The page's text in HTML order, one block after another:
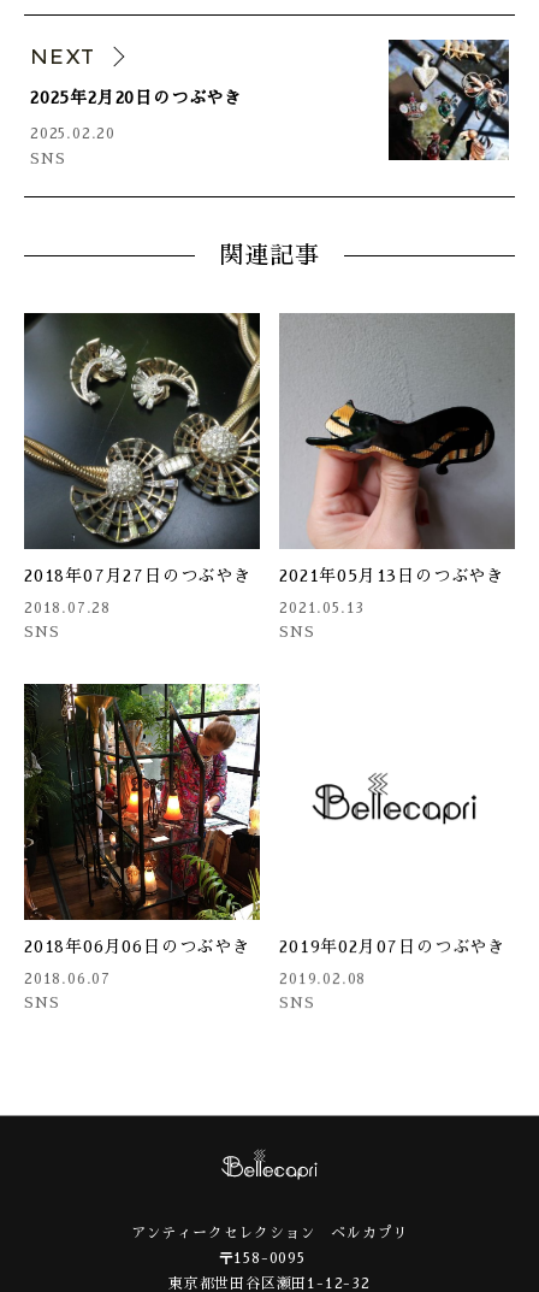
NEXT
2025年2月20日のつぶやき
2025.02.20
SNS
関連記事
2018年07月27日のつぶやき
2018.07.28
SNS
2021年05月13日のつぶやき
2021.05.13
SNS
2018年06月06日のつぶやき
2018.06.07
SNS
2019年02月07日のつぶやき
2019.02.08
SNS
アンティークセレクション ベルカプリ
〒158-0095
東京都世田谷区瀬田1-12-32